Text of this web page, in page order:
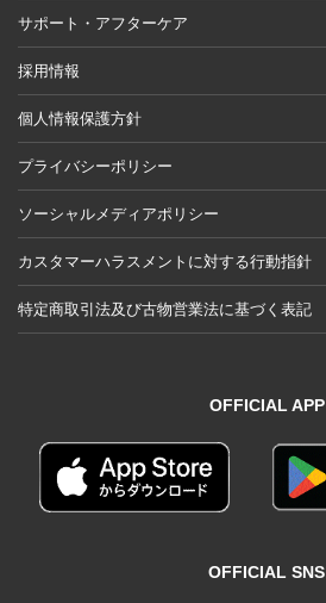
サポート・アフターケア
採用情報
個人情報保護方針
プライバシーポリシー
ソーシャルメディアポリシー
カスタマーハラスメントに対する行動指針
特定商取引法及び古物営業法に基づく表記
OFFICIAL APP
OFFICIAL SNS